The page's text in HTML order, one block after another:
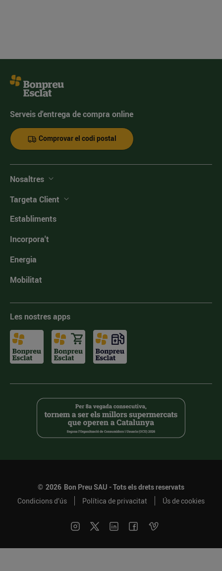
Serveis d'entrega de compra online
Comprovar el codi postal
Nosaltres
Targeta Client
Establiments
Incorpora't
Energia
Mobilitat
Les nostres apps
© 2026 Bon Preu SAU - Tots els drets reservats
Condicions d’ús
Política de privacitat Ús de cookies